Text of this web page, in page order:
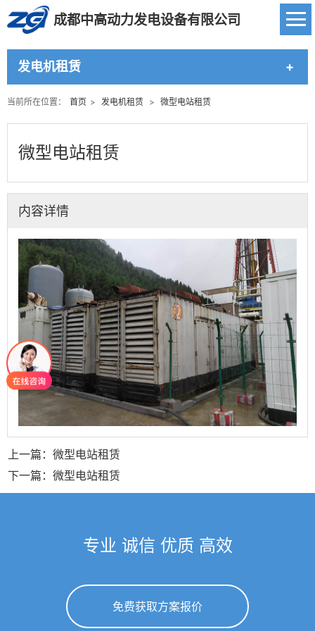
成都中高动力发电设备有限公司
发电机租赁
当前所在位置： 首页 > 发电机租赁 > 微型电站租赁
微型电站租赁
内容详情
上一篇：微型电站租赁
下一篇：微型电站租赁
专业 诚信 优质 高效
免费获取方案报价